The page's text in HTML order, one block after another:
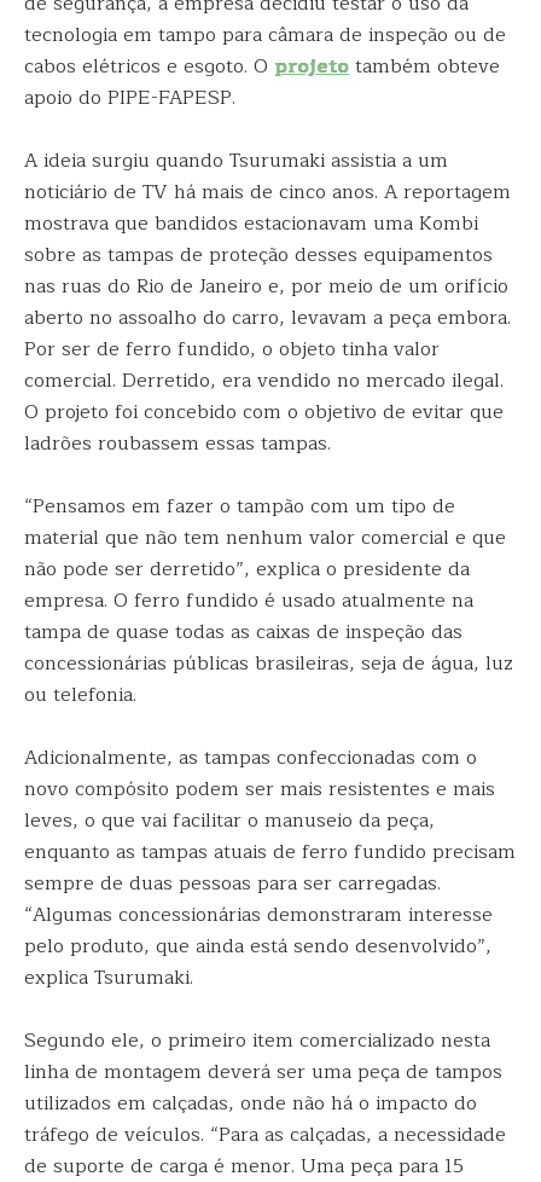
tecnologia em tampo para câmara de inspeção ou de
cabos elétricos e esgoto. O projetotambém obteve
apoio do PIPE-FAPESP.
A ideia surgiu quando Tsurumaki assistia a um
noticiário de TV há mais de cinco anos. A reportagem
mostrava que bandidos estacionavam uma Kombi
sobre as tampas de proteção desses equipamentos
nas ruas do Rio de Janeiro e, por meio de um orifício
aberto no assoalho do carro, levavam a peça embora.
Por ser de ferro fundido, o objeto tinha valor
comercial. Derretido, era vendido no mercado ilegal.
O projeto foi concebido com o objetivo de evitar que
ladrões roubassem essas tampas.
“Pensamos em fazer o tampão com um tipo de
material que não tem nenhum valor comercial e que
não pode ser derretido”, explica o presidente da
empresa. O ferro fundido é usado atualmente na
tampa de quase todas as caixas de inspeção das
concessionárias públicas brasileiras, seja de água, luz
ou telefonia.
Adicionalmente, as tampas confeccionadas com o
novo compósito podem ser mais resistentes e mais
leves, o que vai facilitar o manuseio da peça,
enquanto as tampas atuais de ferro fundido precisam
sempre de duas pessoas para ser carregadas.
“Algumas concessionárias demonstraram interesse
pelo produto, que ainda está sendo desenvolvido”,
explica Tsurumaki.
Segundo ele, o primeiro item comercializado nesta
linha de montagem deverá ser uma peça de tampos
utilizados em calçadas, onde não há o impacto do
tráfego de veículos. “Para as calçadas, a necessidade
de suporte de carga é menor. Uma peça para 15